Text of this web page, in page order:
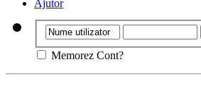
Ajutor
Memorez Cont?